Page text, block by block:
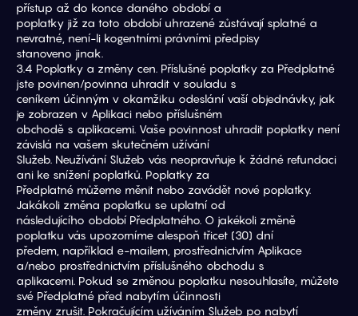
přístup až do konce daného období a
poplatky již za toto období uhrazené zůstávají splatné a
nevratné, není-li kogentními právními předpisy
stanoveno jinak.
3.4 Poplatky a změny cen. Příslušné poplatky za Předplatné
jste povinen/povinna uhradit v souladu s
ceníkem účinným v okamžiku odeslání vaší objednávky, jak
je zobrazen v Aplikaci nebo příslušném
obchodě s aplikacemi. Vaše povinnost uhradit poplatky není
závislá na vašem skutečném užívání
Služeb. Neužívání Služeb vás neopravňuje k žádné refundaci
ani ke snížení poplatků. Poplatky za
Předplatné můžeme měnit nebo zavádět nové poplatky.
Jakákoli změna poplatku se uplatní od
následujícího období Předplatného. O jakékoli změně
poplatku vás upozorníme alespoň třicet (30) dní
předem, například e-mailem, prostřednictvím Aplikace
a/nebo prostřednictvím příslušného obchodu s
aplikacemi. Pokud se změnou poplatku nesouhlasíte, můžete
své Předplatné před nabytím účinnosti
změny zrušit. Pokračujícím užíváním Služeb po nabytí